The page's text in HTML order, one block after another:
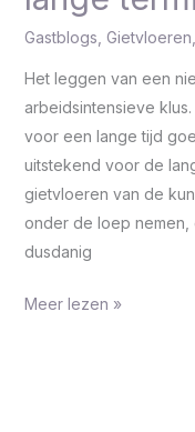
Gastblogs Gietvloeren
Het leggen van een
arbeidsintensieve
voor een lange tijd
uitstekend voor de
gietvloeren van de
onder de loep
dusdanig
Meer lezen »